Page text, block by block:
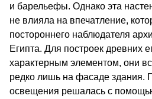
и барельефы. Однако эта
не влияла на впечатление,
постороннего наблюдателя
Египта. Для построек древних
характерным элементом, они
редко лишь на фасаде здания.
освещения решалась с